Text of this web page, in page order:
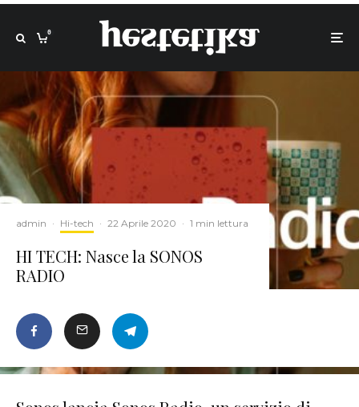
0
admin · Hi-tech · 22 Aprile 2020 · 1 min lettura
HI TECH: Nasce la SONOS
RADIO